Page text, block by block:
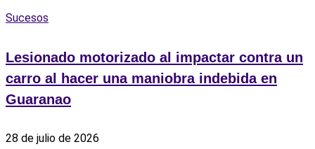
Sucesos
Lesionado motorizado al impactar contra un
carro al hacer una maniobra indebida en
Guaranao
28 de julio de 2026